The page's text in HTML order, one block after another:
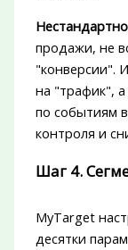
продажи, не
"конверсии".
на "трафик",
по событиям
контроля и
Шаг 4.
MyTarget
десятки